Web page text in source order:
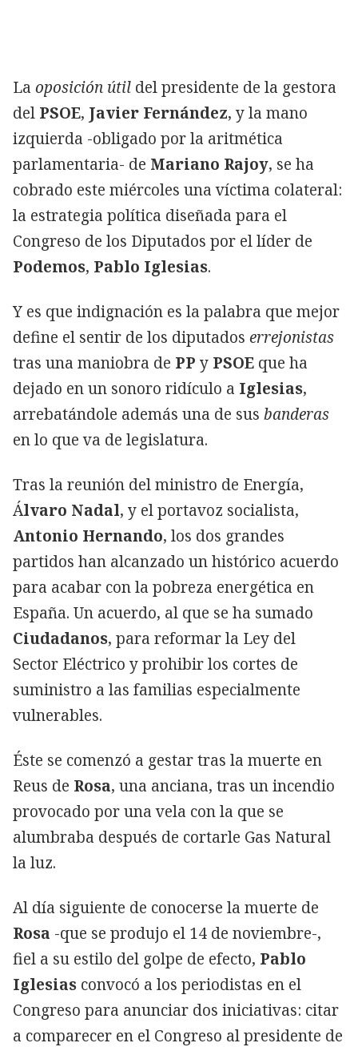
La oposición útil del presidente de la gestora
del PSOE, Javier Fernández, y la mano
izquierda -obligado por la aritmética
parlamentaria- de Mariano Rajoy, se ha
cobrado este miércoles una víctima colateral:
la estrategia política diseñada para el
Congreso de los Diputados por el líder de
Podemos, Pablo Iglesias.
Y es que indignación es la palabra que mejor
define el sentir de los diputados errejonistas
tras una maniobra de PP y PSOE que ha
dejado en un sonoro ridículo a Iglesias,
arrebatándole además una de sus banderas
en lo que va de legislatura.
Tras la reunión del ministro de Energía,
Álvaro Nadal, y el portavoz socialista,
Antonio Hernando, los dos grandes
partidos han alcanzado un histórico acuerdo
para acabar con la pobreza energética en
España. Un acuerdo, al que se ha sumado
Ciudadanos, para reformar la Ley del
Sector Eléctrico y prohibir los cortes de
suministro a las familias especialmente
vulnerables.
Éste se comenzó a gestar tras la muerte en
Reus de Rosa, una anciana, tras un incendio
provocado por una vela con la que se
alumbraba después de cortarle Gas Natural
la luz.
Al día siguiente de conocerse la muerte de
Rosa -que se produjo el 14 de noviembre-,
fiel a su estilo del golpe de efecto, Pablo
Iglesias convocó a los periodistas en el
Congreso para anunciar dos iniciativas: citar
a comparecer en el Congreso al presidente de